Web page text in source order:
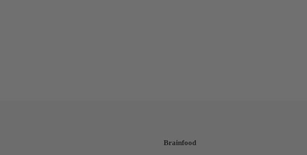
Brainfood